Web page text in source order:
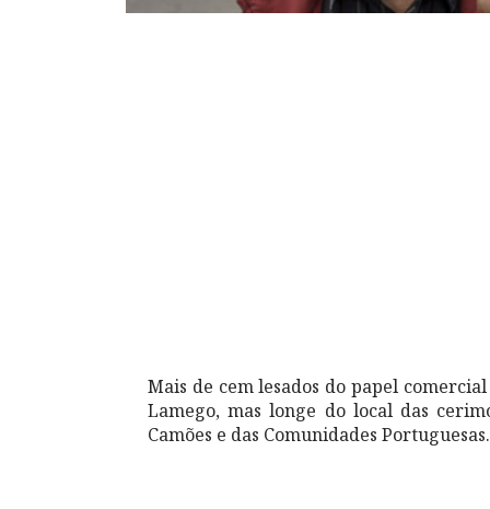
Mais de cem lesados do papel
Lamego, mas longe do local das
Camões e das Comunidades Portuguesas.